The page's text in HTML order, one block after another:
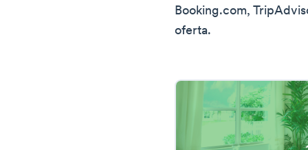
Booking.com,
oferta.